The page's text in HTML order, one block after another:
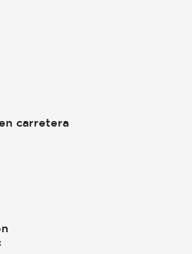
carretera